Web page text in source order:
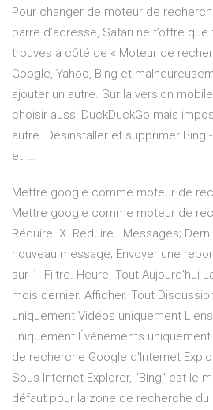
Pour changer de moteur de
barre d’adresse, Safari ne t’offre
trouves à côté de « Moteur de
Google, Yahoo, Bing et
ajouter un autre. Sur la version
choisir aussi DuckDuckGo mais
autre. Désinstaller et supprimer Bing
et ...
Mettre google comme moteur de
Mettre google comme moteur de
Réduire. X. Réduire . Messages;
nouveau message; Envoyer une
sur 1. Filtre. Heure. Tout Aujourd'hui
mois dernier. Afficher. Tout
uniquement Vidéos uniquement
uniquement Événements
de recherche Google d'Internet
Sous Internet Explorer, "Bing" est le
défaut pour la zone de recherche du